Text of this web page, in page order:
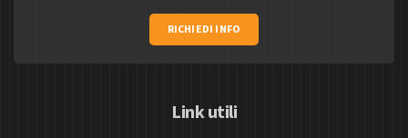
RICHIEDI INFO
Link utili